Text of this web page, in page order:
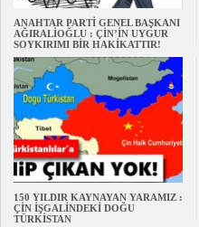
ANAHTAR PARTİ GENEL BAŞKANI
AĞIRALİOĞLU : ÇİN’İN UYGUR
SOYKIRIMI BİR HAKİKATTIR!
150 YILDIR KAYNAYAN YARAMIZ :
ÇİN İŞGALİNDEKİ DOĞU
TÜRKİSTAN